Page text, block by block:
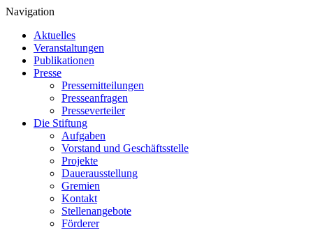
Navigation
Aktuelles
Veranstaltungen
Publikationen
Presse
Pressemitteilungen
Presseanfragen
Presseverteiler
Die Stiftung
Aufgaben
Vorstand und Geschäftsstelle
Projekte
Dauerausstellung
Gremien
Kontakt
Stellenangebote
Förderer